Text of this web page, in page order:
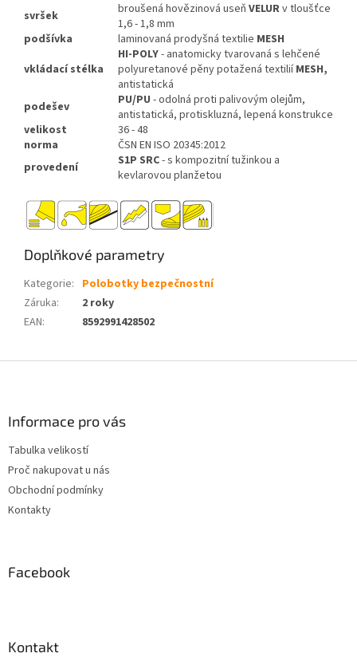
svršek broušená hovězinová useň VELURv tloušťce
1,6 - 1,8 mm
podšívka
laminovaná prodyšná textilie MESH
vkládací stélka
HI-POLY- anatomicky tvarovaná s lehčené
polyuretanové pěny potažená textiliíMESH,
antistatická
podešev
PU/PU - odolná proti palivovým olejům,
antistatická, protiskluzná, lepená konstrukce
velikost
36 - 48
norma
ČSN EN ISO 20345:2012
provedení
S1P SRC- s kompozitní tužinkou a
kevlarovou planžetou
Doplňkové parametry
Kategorie: Polobotky bezpečnostní
Záruka:
2 roky
EAN: 8592991428502
Informace pro vás
Tabulka velikostí
Proč nakupovat u nás
Obchodní podmínky
Kontakty
Facebook
Kontakt